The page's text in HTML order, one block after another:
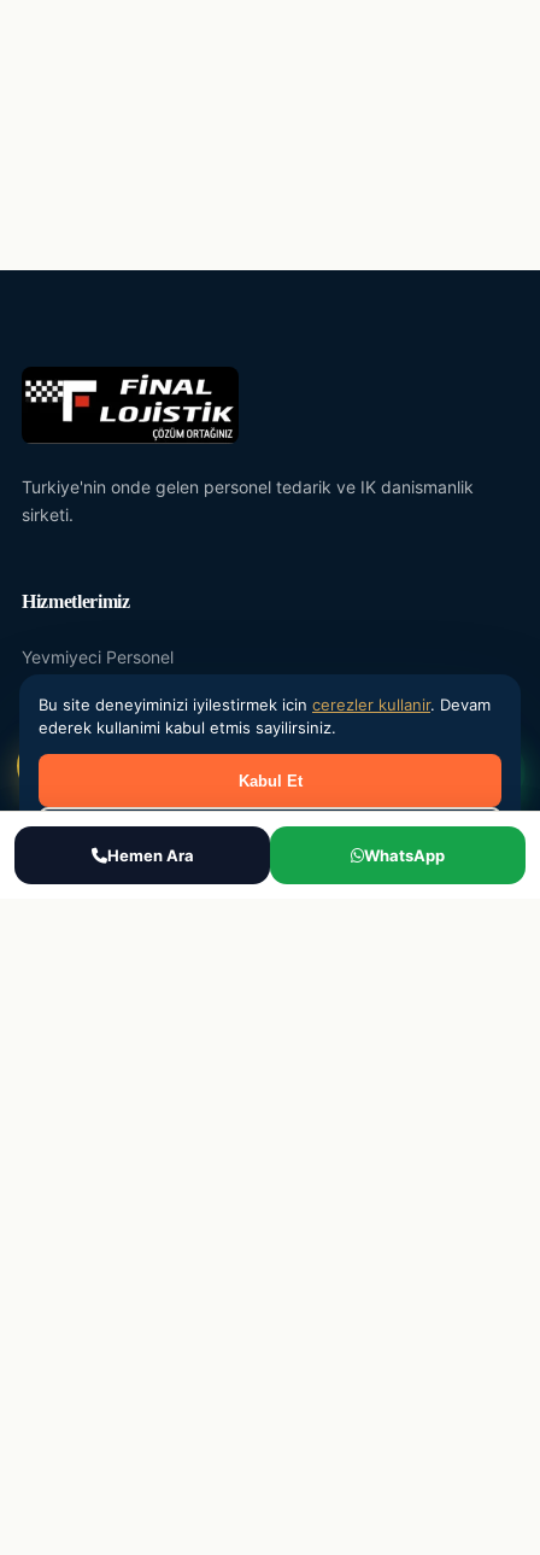
Turkiye'nin onde gelen personel tedarik ve IK danismanlik
sirketi.
Hizmetlerimiz
Yevmiyeci Personel
Maasli Personel
Donemsel Is Gucu
IK Danismanlik
Ara Teklif Al
Bu site deneyiminizi iyilestirmek icin cerezler kullanir. Devam
ederek kullanimi kabul etmis sayilirsiniz.
Kabul Et
Reddet
Hemen Ara WhatsApp